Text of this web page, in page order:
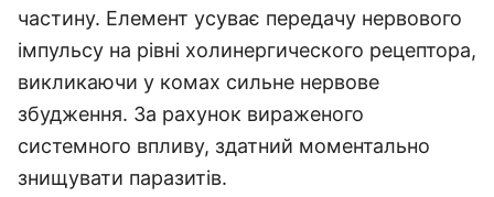
частину. Елемент усуває передачу нервового
імпульсу на рівні холинергического рецептора,
викликаючи у комах сильне нервове
збудження. За рахунок вираженого
системного впливу, здатний моментально
знищувати паразитів.